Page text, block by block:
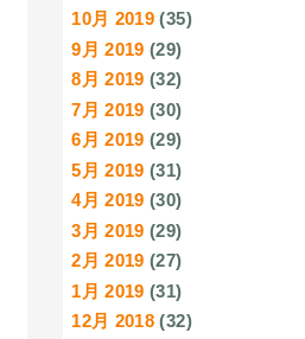
10月 2019 (35)
9月 2019 (29)
8月 2019 (32)
7月 2019 (30)
6月 2019 (29)
5月 2019 (31)
4月 2019 (30)
3月 2019 (29)
2月 2019 (27)
1月 2019 (31)
12月 2018 (32)